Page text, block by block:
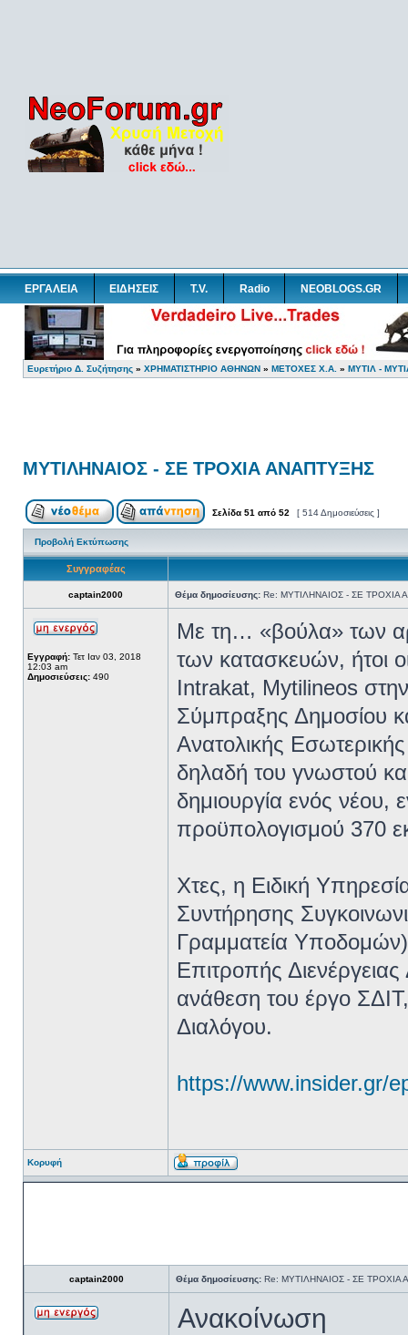
ΕΡΓΑΛΕΙΑ ΕΙΔΗΣΕΙΣ T.V. Radio NEOBLOGS.GR
Ευρετήριο Δ. Συζήτησης » ΧΡΗΜΑΤΙΣΤΗΡΙΟ ΑΘΗΝΩΝ » ΜΕΤΟΧΕΣ Χ.Α. » ΜΥΤΙΛ -
ΜΥΤΙΛΗΝΑΙΟΣ - ΣΕ ΤΡΟΧΙΑ ΑΝΑΠΤΥΞΗΣ
Σελίδα 51 από 52 [ 514 Δημοσιεύσεις ]
Προβολή Εκτύπωσης
Συγγραφέας
captain2000 Θέμα δημοσίευσης: Re: ΜΥΤΙΛΗΝΑΙΟΣ - ΣΕ ΤΡΟΧΙΑ
Εγγραφή: Τετ Ιαν 03, 2018
12:03 am
Δημοσιεύσεις: 490
Με τη… «βούλα» των
των κατασκευών,
Intrakat, Mytilineos
Σύμπραξης Δημοσίου
Ανατολικής
δηλαδή του γνωστού
δημιουργία ενός νέου,
προϋπολογισμού 370
Χτες, η Ειδική
Συντήρησης
Γραμματεία Υποδομών)
Επιτροπής
ανάθεση του έργο ΣΔΙΤ,
Διαλόγου.
https://www.insider.gr/
Κορυφή
captain2000 Θέμα δημοσίευσης: Re: ΜΥΤΙΛΗΝΑΙΟΣ - ΣΕ ΤΡΟΧΙΑ
Ανακοίνωση